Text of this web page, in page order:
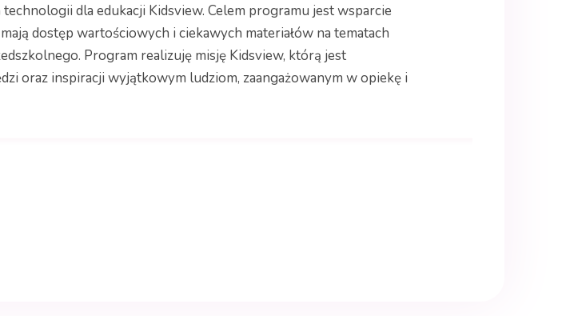
dla edukacji Kidsview. Celem programu jest wsparcie
dostęp wartościowych i ciekawych materiałów na tematach
Program realizuję misję Kidsview, którą jest
oraz inspiracji wyjątkowym ludziom, zaangażowanym w opiekę i